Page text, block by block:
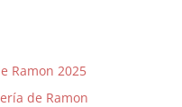
Ramon 2025
de Ramon